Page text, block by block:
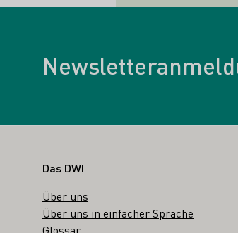
Fußbereich
Das DWI
Über uns
Über uns in einfacher Sprache
Glossar